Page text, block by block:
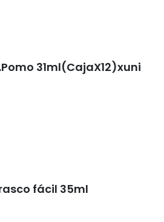
31ml(CajaX12)xuni
fácil 35ml